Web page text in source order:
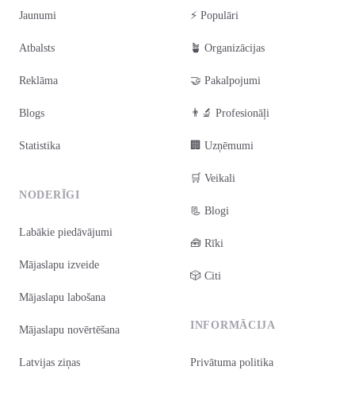
Jaunumi
Atbalsts
Reklāma
Blogs
Statistika
NODERĪGI
Labākie piedāvājumi
Mājaslapu izveide
Mājaslapu labošana
Mājaslapu novērtēšana
Latvijas ziņas
⚡ Populāri
🪴 Organizācijas
🤝 Pakalpojumi
👨‍🔬 Profesionāļi
🏢 Uzņēmumi
🛒 Veikali
📃 Blogi
🧰 Rīki
🎲 Citi
INFORMĀCIJA
Privātuma politika